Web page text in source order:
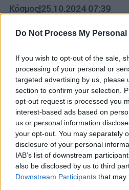
Do Not Process My
If you wish to opt-out of the sale,
processing of your personal or
targeted advertising by us, please
section to confirm your selection.
opt-out request is processed you
interest-based ads based on
us or personal information
your opt-out. You may separately
disclosure of your personal
IAB’s list of downstream
also be disclosed by us to third
Downstream Participants that may
Κόσμος|25.10.2024 07:39
αστυνομικό τμήμα
άλλος ένας
Ξεκίνησε έρευνα για να
κίνητρα της επίθεσης